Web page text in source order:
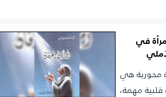
في
محورية هي
قلبية مهمة،